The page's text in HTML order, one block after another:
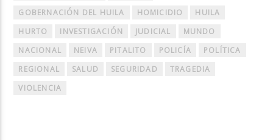
GOBERNACIÓN DEL HUILA
HOMICIDIO
HUILA
HURTO
INVESTIGACIÓN JUDICIAL
MUNDO
NACIONAL
NEIVA PITALITO POLICÍA
POLÍTICA
REGIONAL
SALUD SEGURIDAD
TRAGEDIA
VIOLENCIA